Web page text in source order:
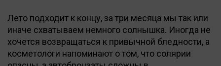
Лето подходит к концу, за три месяца мы так или
иначе схватываем немного солнышка. Иногда не
хочется возвращаться к привычной бледности, а
косметологи напоминают о том, что солярии